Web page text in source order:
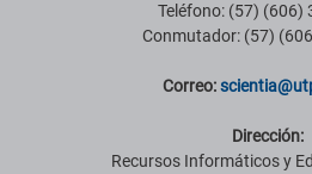
Teléfono: (57) (606)
Conmutador: (57)
Correo:
Dirección:
Recursos Informáticos y